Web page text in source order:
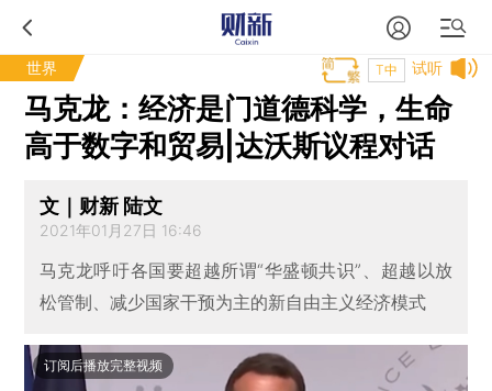
世界 试听
T中
马克龙：经济是门道德科学，生命
高于数字和贸易|达沃斯议程对话
文｜财新 陆文
2021年01月27日 16:46
马克龙呼吁各国要超越所谓“华盛顿共识”、超越以放
松管制、减少国家干预为主的新自由主义经济模式
订阅后播放完整视频